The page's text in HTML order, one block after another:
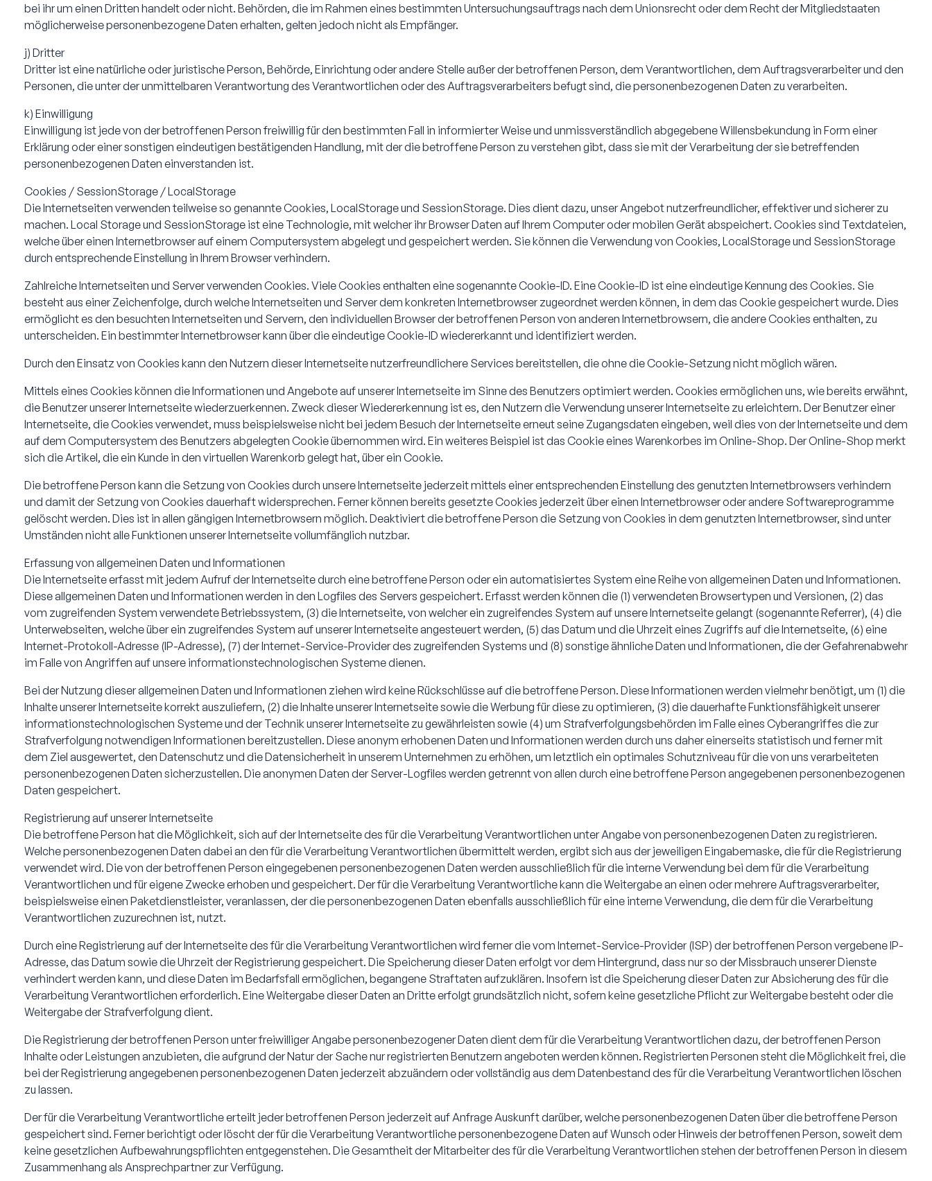
bei ihr um einen Dritten handelt oder nicht. Behörden, die im Rahmen eines bestimmten Untersuchungsauftrags nach dem Unionsrecht oder dem Recht der Mitgliedstaaten
möglicherweise personenbezogene Daten erhalten, gelten jedoch nicht als Empfänger.
j) Dritter
Dritter ist eine natürliche oder juristische Person, Behörde, Einrichtung oder andere Stelle außer der betroffenen Person, dem Verantwortlichen, dem Auftragsverarbeiter und den
Personen, die unter der unmittelbaren Verantwortung des Verantwortlichen oder des Auftragsverarbeiters befugt sind, die personenbezogenen Daten zu verarbeiten.
k) Einwilligung
Einwilligung ist jede von der betroffenen Person freiwillig für den bestimmten Fall in informierter Weise und unmissverständlich abgegebene Willensbekundung in Form einer
Erklärung oder einer sonstigen eindeutigen bestätigenden Handlung, mit der die betroffene Person zu verstehen gibt, dass sie mit der Verarbeitung der sie betreffenden
personenbezogenen Daten einverstanden ist.
Cookies / SessionStorage / LocalStorage
Die Internetseiten verwenden teilweise so genannte Cookies, LocalStorage und SessionStorage. Dies dient dazu, unser Angebot nutzerfreundlicher, effektiver und sicherer zu
machen. Local Storage und SessionStorage ist eine Technologie, mit welcher ihr Browser Daten auf Ihrem Computer oder mobilen Gerät abspeichert. Cookies sind Textdateien,
welche über einen Internetbrowser auf einem Computersystem abgelegt und gespeichert werden. Sie können die Verwendung von Cookies, LocalStorage und SessionStorage
durch entsprechende Einstellung in Ihrem Browser verhindern.
Zahlreiche Internetseiten und Server verwenden Cookies. Viele Cookies enthalten eine sogenannte Cookie-ID. Eine Cookie-ID ist eine eindeutige Kennung des Cookies. Sie
besteht aus einer Zeichenfolge, durch welche Internetseiten und Server dem konkreten Internetbrowser zugeordnet werden können, in dem das Cookie gespeichert wurde. Dies
ermöglicht es den besuchten Internetseiten und Servern, den individuellen Browser der betroffenen Person von anderen Internetbrowsern, die andere Cookies enthalten, zu
unterscheiden. Ein bestimmter Internetbrowser kann über die eindeutige Cookie-ID wiedererkannt und identifiziert werden.
Durch den Einsatz von Cookies kann den Nutzern dieser Internetseite nutzerfreundlichere Services bereitstellen, die ohne die Cookie-Setzung nicht möglich wären.
Mittels eines Cookies können die Informationen und Angebote auf unserer Internetseite im Sinne des Benutzers optimiert werden. Cookies ermöglichen uns, wie bereits erwähnt,
die Benutzer unserer Internetseite wiederzuerkennen. Zweck dieser Wiedererkennung ist es, den Nutzern die Verwendung unserer Internetseite zu erleichtern. Der Benutzer einer
Internetseite, die Cookies verwendet, muss beispielsweise nicht bei jedem Besuch der Internetseite erneut seine Zugangsdaten eingeben, weil dies von der Internetseite und dem
auf dem Computersystem des Benutzers abgelegten Cookie übernommen wird. Ein weiteres Beispiel ist das Cookie eines Warenkorbes im Online-Shop. Der Online-Shop merkt
sich die Artikel, die ein Kunde in den virtuellen Warenkorb gelegt hat, über ein Cookie.
Die betroffene Person kann die Setzung von Cookies durch unsere Internetseite jederzeit mittels einer entsprechenden Einstellung des genutzten Internetbrowsers verhindern
und damit der Setzung von Cookies dauerhaft widersprechen. Ferner können bereits gesetzte Cookies jederzeit über einen Internetbrowser oder andere Softwareprogramme
gelöscht werden. Dies ist in allen gängigen Internetbrowsern möglich. Deaktiviert die betroffene Person die Setzung von Cookies in dem genutzten Internetbrowser, sind unter
Umständen nicht alle Funktionen unserer Internetseite vollumfänglich nutzbar.
Erfassung von allgemeinen Daten und Informationen
Die Internetseite erfasst mit jedem Aufruf der Internetseite durch eine betroffene Person oder ein automatisiertes System eine Reihe von allgemeinen Daten und Informationen.
Diese allgemeinen Daten und Informationen werden in den Logfiles des Servers gespeichert. Erfasst werden können die (1) verwendeten Browsertypen und Versionen, (2) das
vom zugreifenden System verwendete Betriebssystem, (3) die Internetseite, von welcher ein zugreifendes System auf unsere Internetseite gelangt (sogenannte Referrer), (4) die
Unterwebseiten, welche über ein zugreifendes System auf unserer Internetseite angesteuert werden, (5) das Datum und die Uhrzeit eines Zugriffs auf die Internetseite, (6) eine
Internet-Protokoll-Adresse (IP-Adresse), (7) der Internet-Service-Provider des zugreifenden Systems und (8) sonstige ähnliche Daten und Informationen, die der Gefahrenabwehr
im Falle von Angriffen auf unsere informationstechnologischen Systeme dienen.
Bei der Nutzung dieser allgemeinen Daten und Informationen ziehen wird keine Rückschlüsse auf die betroffene Person. Diese Informationen werden vielmehr benötigt, um (1) die
Inhalte unserer Internetseite korrekt auszuliefern, (2) die Inhalte unserer Internetseite sowie die Werbung für diese zu optimieren, (3) die dauerhafte Funktionsfähigkeit unserer
informationstechnologischen Systeme und der Technik unserer Internetseite zu gewährleisten sowie (4) um Strafverfolgungsbehörden im Falle eines Cyberangriffes die zur
Strafverfolgung notwendigen Informationen bereitzustellen. Diese anonym erhobenen Daten und Informationen werden durch uns daher einerseits statistisch und ferner mit
dem Ziel ausgewertet, den Datenschutz und die Datensicherheit in unserem Unternehmen zu erhöhen, um letztlich ein optimales Schutzniveau für die von uns verarbeiteten
personenbezogenen Daten sicherzustellen. Die anonymen Daten der Server-Logfiles werden getrennt von allen durch eine betroffene Person angegebenen personenbezogenen
Daten gespeichert.
Registrierung auf unserer Internetseite
Die betroffene Person hat die Möglichkeit, sich auf der Internetseite des für die Verarbeitung Verantwortlichen unter Angabe von personenbezogenen Daten zu registrieren.
Welche personenbezogenen Daten dabei an den für die Verarbeitung Verantwortlichen übermittelt werden, ergibt sich aus der jeweiligen Eingabemaske, die für die Registrierung
verwendet wird. Die von der betroffenen Person eingegebenen personenbezogenen Daten werden ausschließlich für die interne Verwendung bei dem für die Verarbeitung
Verantwortlichen und für eigene Zwecke erhoben und gespeichert. Der für die Verarbeitung Verantwortliche kann die Weitergabe an einen oder mehrere Auftragsverarbeiter,
beispielsweise einen Paketdienstleister, veranlassen, der die personenbezogenen Daten ebenfalls ausschließlich für eine interne Verwendung, die dem für die Verarbeitung
Verantwortlichen zuzurechnen ist, nutzt.
Durch eine Registrierung auf der Internetseite des für die Verarbeitung Verantwortlichen wird ferner die vom Internet-Service-Provider (ISP) der betroffenen Person vergebene IP-
Adresse, das Datum sowie die Uhrzeit der Registrierung gespeichert. Die Speicherung dieser Daten erfolgt vor dem Hintergrund, dass nur so der Missbrauch unserer Dienste
verhindert werden kann, und diese Daten im Bedarfsfall ermöglichen, begangene Straftaten aufzuklären. Insofern ist die Speicherung dieser Daten zur Absicherung des für die
Verarbeitung Verantwortlichen erforderlich. Eine Weitergabe dieser Daten an Dritte erfolgt grundsätzlich nicht, sofern keine gesetzliche Pflicht zur Weitergabe besteht oder die
Weitergabe der Strafverfolgung dient.
Die Registrierung der betroffenen Person unter freiwilliger Angabe personenbezogener Daten dient dem für die Verarbeitung Verantwortlichen dazu, der betroffenen Person
Inhalte oder Leistungen anzubieten, die aufgrund der Natur der Sache nur registrierten Benutzern angeboten werden können. Registrierten Personen steht die Möglichkeit frei, die
bei der Registrierung angegebenen personenbezogenen Daten jederzeit abzuändern oder vollständig aus dem Datenbestand des für die Verarbeitung Verantwortlichen löschen
zu lassen.
Der für die Verarbeitung Verantwortliche erteilt jeder betroffenen Person jederzeit auf Anfrage Auskunft darüber, welche personenbezogenen Daten über die betroffene Person
gespeichert sind. Ferner berichtigt oder löscht der für die Verarbeitung Verantwortliche personenbezogene Daten auf Wunsch oder Hinweis der betroffenen Person, soweit dem
keine gesetzlichen Aufbewahrungspflichten entgegenstehen. Die Gesamtheit der Mitarbeiter des für die Verarbeitung Verantwortlichen stehen der betroffenen Person in diesem
Zusammenhang als Ansprechpartner zur Verfügung.